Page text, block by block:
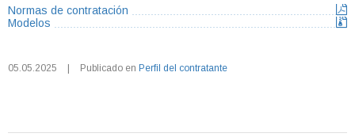
Normas de contratación
Modelos
05.05.2025 Publicado en Perfil del contratante